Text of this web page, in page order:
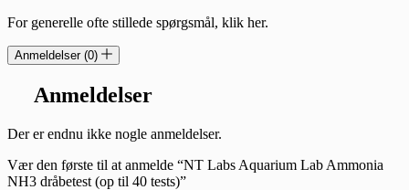
For generelle ofte stillede spørgsmål, klik her.
Anmeldelser (0)
Anmeldelser
Der er endnu ikke nogle anmeldelser.
Vær den første til at anmelde “NT Labs Aquarium Lab Ammonia
NH3 dråbetest (op til 40 tests)”